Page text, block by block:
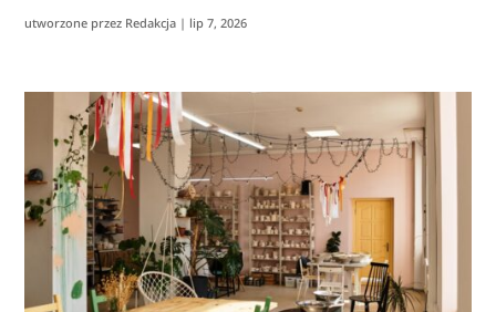
utworzone przez Redakcja | lip 7, 2026